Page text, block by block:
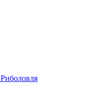
Риболовля